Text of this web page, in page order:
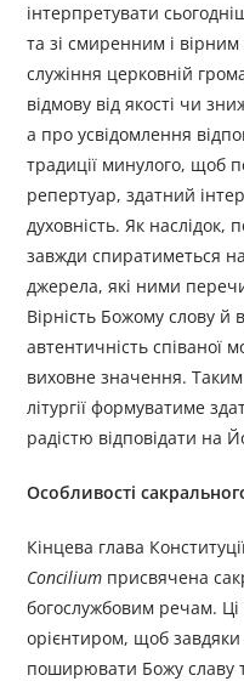
інтерпретувати
та зі смиренним і
служіння церковній
відмову від якості чи
а про усвідомлення
традиції минулого, щоб
репертуар, здатний
духовність. Як наслідок,
завжди спиратиметься на
джерела, які ними
Вірність Божому слову й
автентичність співаної
виховне значення.
літургії формуватиме
радістю відповідати на
Особливості
Кінцева глава
Concilium присвячена
богослужбовим речам.
орієнтиром, щоб
поширювати Божу славу